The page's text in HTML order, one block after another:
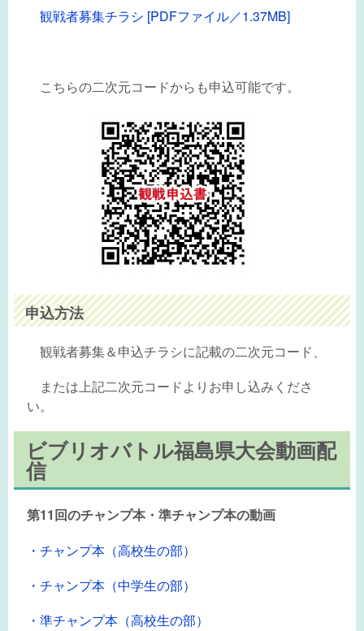
観戦者募集チラシ [PDFファイル／1.37MB]
こちらの二次元コードからも申込可能です。
申込方法
観戦者募集＆申込チラシに記載の二次元コード、
または上記二次元コードよりお申し込みくださ
い。
ビブリオバトル福島県大会動画配
信
第11回のチャンプ本・準チャンプ本の動画
・チャンプ本（高校生の部）
・チャンプ本（中学生の部）
・準チャンプ本（高校生の部）